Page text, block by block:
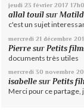
jeudi 23 février 2017
allal touil sur
c'est un sujet
mercredi 21 décembre
Pierre surPetits
documents très utiles
mercredi 30 novembre
isabelle surPetits
Merci pour ce partage,